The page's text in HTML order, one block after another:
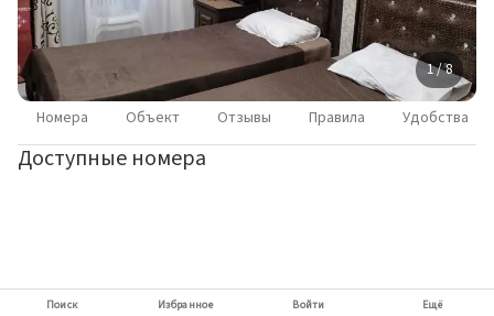
1 / 8
Номера Объект Отзывы Правила Удобства
Доступные номера
Поиск Избранное Войти Ещё